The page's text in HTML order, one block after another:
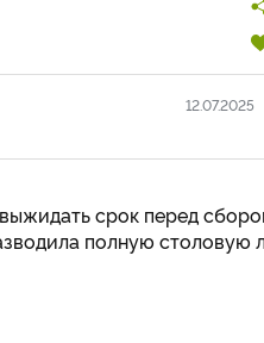
12.07.2025
срок перед
полную столовую